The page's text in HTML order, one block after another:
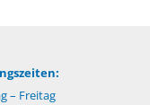
– Freitag